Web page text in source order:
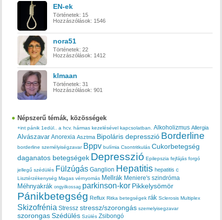
EN-ek
Történetek: 15
Hozzászólások: 1546
nora51
Történetek: 22
Hozzászólások: 1412
klmaan
Történetek: 31
Hozzászólások: 901
Népszerű témák, közösségek
+int pánik 1edül.. a hcv. hármas kezelésével kapcsolatban. Alkoholizmus Allergia
Alvászavar Anorexia Asztma Bipoláris depresszió Borderline
borderline személyiségzavar Bppv bulímia Csontritkulás Cukorbetegség
daganatos betegségek Depresszió Epilepszia fejfájás forgó
jellegű szédülés Fülzúgás Ganglion Hepatitis hepatitis c
Lisztérzékenység Magas vérnyomás Mellrák Meniere's szindróma
Méhnyakrák ongyilkossag parkinson-kor Pikkelysömör
Pánikbetegség Reflux Ritka betegségek rák Sclerosis Multiplex
Skizofrénia Stressz stressz/szorongás szemelyisegzavar
szorongas Szédülés Szülés Zsibongó